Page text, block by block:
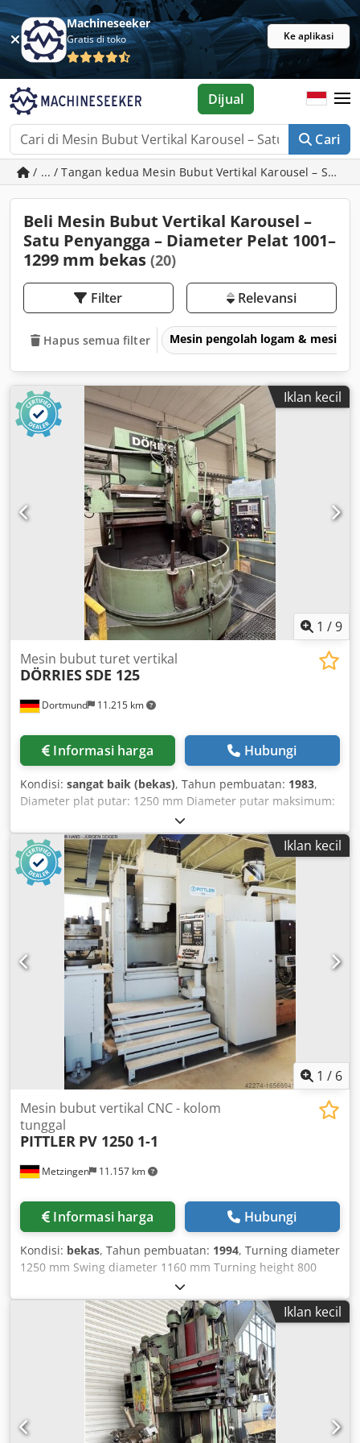
Machineseeker
Gratis di toko Ke aplikasi
Cari
Dijual
/ ... / Tangan kedua Mesin Bubut Vertikal Karousel – Satu
Beli Mesin Bubut Vertikal Karousel –
Satu Penyangga – Diameter Pelat 1001–
1299 mm bekas (20)
Filter Relevansi
Hapus semua filter Mesin pengolah logam & mesin
Iklan kecil
1 /9
Dortmund 11.215 km
Mesin bubut turet vertikal
DÖRRIESSDE 125
Informasi harga Hubungi
Kondisi: sangat baik (bekas), Tahun pembuatan: 1983,
Diameter plat putar: 1250 mm Diameter putar maksimum:
1400 mm Ketinggian putar maksimum: 1160 mm Langkah
maksimum batang pendorong, vertikal/horizontal: 755 /
840 mm Kapasitas beban meja: tidak terbatas Rentang
kecepatan putar plat putar: 5,6 - 300 RPM Penyesuaian
kemiringan pelat geser vertikal: 45° Rentang umpan:
0,044-8 mm/putaran Csdpfx Aey Ex Epoageha Kecepatan
cepat: 2 m/menit Daya penggerak: 55 kW Ukuran ruang
yang dibutuhkan (P x L x T): 2660 x 2710 x 3360 mm Berat
total: 16.500 kg Aksesori / Fitur Khusus: • Tampilan digital 2
sumbu, merek ACU-Rite • Plat putar Ø 1250 mm dengan 4
rahang penjepit • Kepala revolver 5 posisi • Pembubutan
tirus • Pembubutan replika Siegfried Volz
Werkzeugmaschinen Rüschebrinkstr. 151-153 DE - 44143
Dortmund - Wambel / Jerman
Iklan kecil
1 / 6
Metzingen 11.157 km
Mesin bubut vertikal CNC - kolom
tunggal
PITTLER PV 1250 1-1
Informasi harga Hubungi
Kondisi: bekas, Tahun pembuatan: 1994, Turning diameter
1250 mm Swing diameter 1160 mm Turning height 800
mm Faceplate diameter 1000 mm Total power requirement
97 kW Machine weight approx. 25,000 kg Space
requirement approx. m PITTLER Vertical CNC Turning and
Milling Center with Tool Changer and Pallet Changer
Model PV 1250 / 1-1 Year of manufacture 1994 Max.
turning diameter: 1,000 mm Max. swing diameter: 1,160
mm Codpfxet Hwy So Aagjha Approx. turning length: 800
mm X-axis travel (horizontal): 1,300 mm Y-axis travel
(vertical): 800 mm Feed / rapid traverse: 16,000 mm/min
Main spindle speed: 10 - 1,000 rpm Main spindle speed via
Iklan kecil